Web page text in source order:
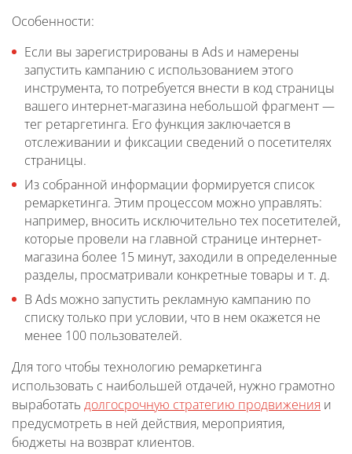
Особенности:
Если вы зарегистрированы в Ads и намерены
запустить кампанию с использованием этого
инструмента, то потребуется внести в код страницы
вашего интернет-магазина небольшой фрагмент —
тег ретаргетинга. Его функция заключается в
отслеживании и фиксации сведений о посетителях
страницы.
Из собранной информации формируется список
ремаркетинга. Этим процессом можно управлять:
например, вносить исключительно тех посетителей,
которые провели на главной странице интернет-
магазина более 15 минут, заходили в определенные
разделы, просматривали конкретные товары и т. д.
В Ads можно запустить рекламную кампанию по
списку только при условии, что в нем окажется не
менее 100 пользователей.
Для того чтобы технологию ремаркетинга
использовать с наибольшей отдачей, нужно грамотно
выработатьдолгосрочную стратегию продвижения и
предусмотреть в ней действия, мероприятия,
бюджеты на возврат клиентов.